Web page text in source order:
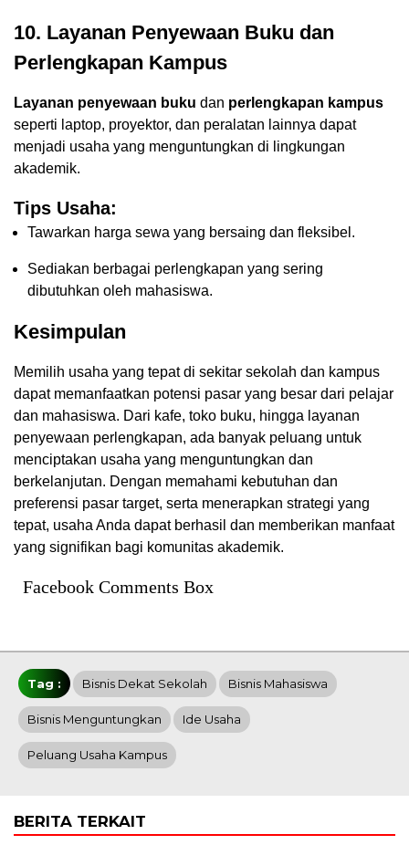
10. Layanan Penyewaan Buku dan
Perlengkapan Kampus
Layanan penyewaan buku dan perlengkapan kampus
seperti laptop, proyektor, dan peralatan lainnya dapat
menjadi usaha yang menguntungkan di lingkungan
akademik.
Tips Usaha:
Tawarkan harga sewa yang bersaing dan fleksibel.
Sediakan berbagai perlengkapan yang sering
dibutuhkan oleh mahasiswa.
Kesimpulan
Memilih usaha yang tepat di sekitar sekolah dan kampus
dapat memanfaatkan potensi pasar yang besar dari pelajar
dan mahasiswa. Dari kafe, toko buku, hingga layanan
penyewaan perlengkapan, ada banyak peluang untuk
menciptakan usaha yang menguntungkan dan
berkelanjutan. Dengan memahami kebutuhan dan
preferensi pasar target, serta menerapkan strategi yang
tepat, usaha Anda dapat berhasil dan memberikan manfaat
yang signifikan bagi komunitas akademik.
Facebook Comments Box
Tag : Bisnis Dekat Sekolah Bisnis Mahasiswa
Bisnis Menguntungkan Ide Usaha
Peluang Usaha Kampus
BERITA TERKAIT